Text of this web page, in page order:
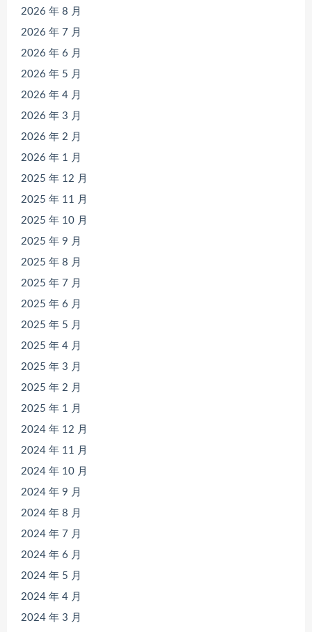
2026 年 8 月
2026 年 7 月
2026 年 6 月
2026 年 5 月
2026 年 4 月
2026 年 3 月
2026 年 2 月
2026 年 1 月
2025 年 12 月
2025 年 11 月
2025 年 10 月
2025 年 9 月
2025 年 8 月
2025 年 7 月
2025 年 6 月
2025 年 5 月
2025 年 4 月
2025 年 3 月
2025 年 2 月
2025 年 1 月
2024 年 12 月
2024 年 11 月
2024 年 10 月
2024 年 9 月
2024 年 8 月
2024 年 7 月
2024 年 6 月
2024 年 5 月
2024 年 4 月
2024 年 3 月